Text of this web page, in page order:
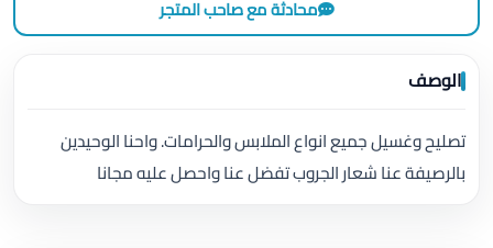
محادثة مع صاحب المتجر
الوصف
تصليح وغسيل جميع انواع الملابس والحرامات. واحنا الوحيدين
بالرصيفة عنا شعار الجروب تفضل عنا واحصل عليه مجانا